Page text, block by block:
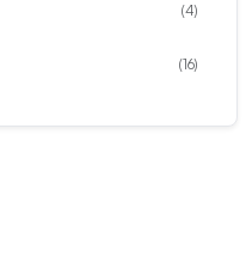
(4)
(16)